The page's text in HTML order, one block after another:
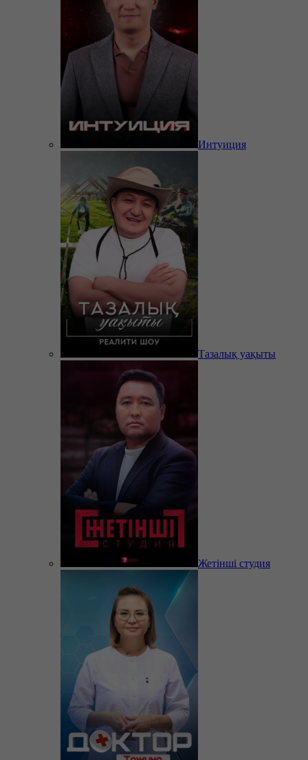
Интуиция
Тазалық уақыты
Жетінші студия